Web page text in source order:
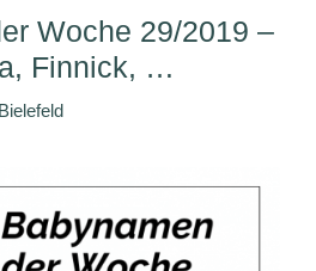
Woche 29/2019 –
Finnick, …